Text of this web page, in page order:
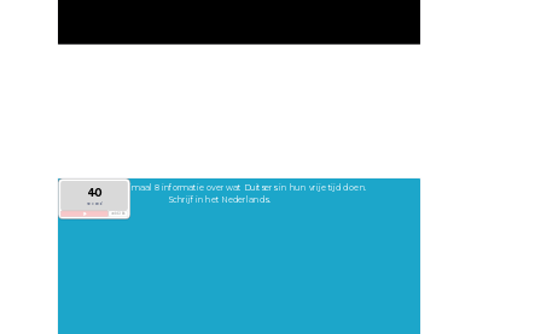
Schrijf nu minimaal 8 informatie over wat Duitsers in hun vrije tijd doen.
Schrijf in het Nederlands.
40
second
add30s